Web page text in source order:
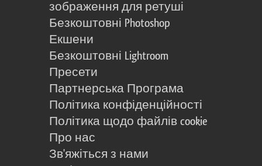
зображення для ретуші
Безкоштовні Photoshop
Екшени
Безкоштовні Lightroom
Пресети
Партнерська Програма
Політика конфіденційності
Політика щодо файлів cookie
Про нас
Зв'яжіться з нами